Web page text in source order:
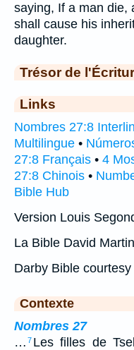
saying, If a man die,
shall cause his
daughter.
Trésor de
Links
Nombres 27:8
Multilingue •
27:8 Français • 4
27:8 Chinois •
Bible Hub
Version Louis
La Bible David
Darby Bible courtesy
Contexte
Nombres 27
… 7 Les filles de